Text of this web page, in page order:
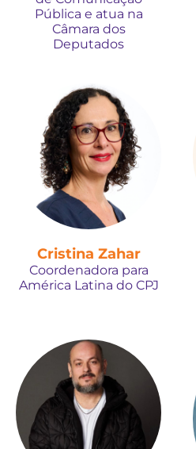
Pública e atua na
Câmara dos
Deputados
Cristina Zahar
Coordenadora para
América Latina do CPJ